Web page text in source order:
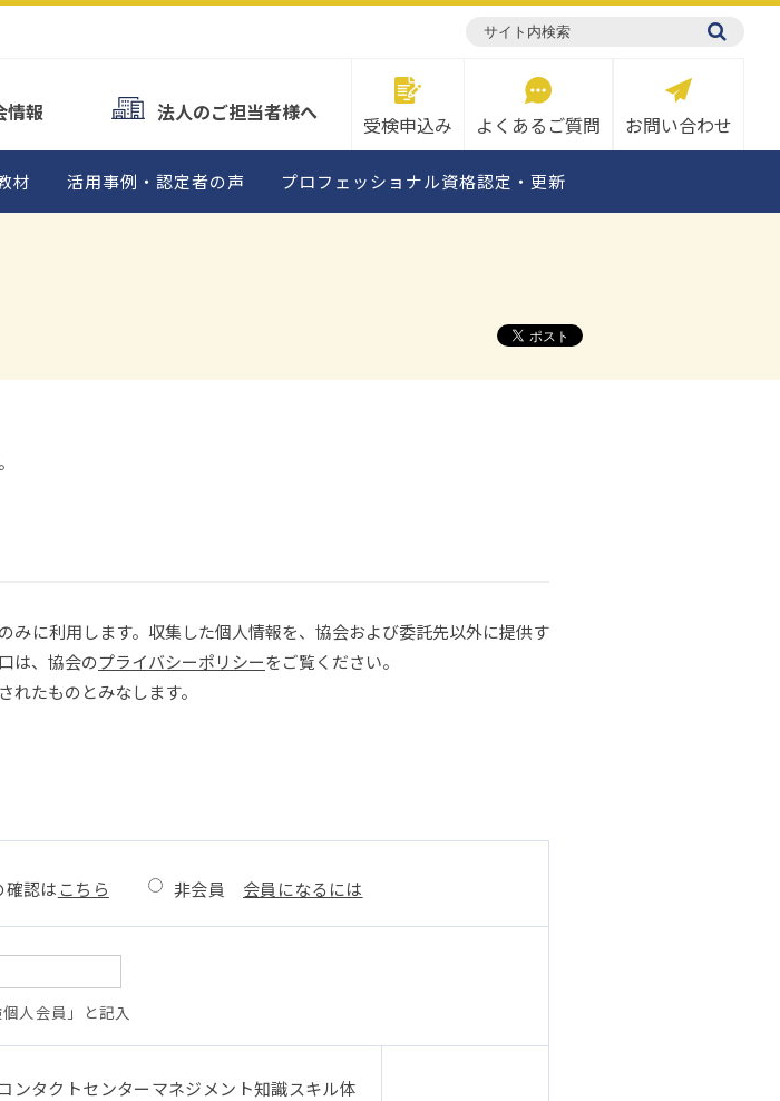
情報 法人のご担当者様へ
受検申込み よくある ご質問 お問い合わせ
材 活用事例・認定者の声 プロフェッショナル資格認定・更新
よくあるご質問
資格認定者の声
資格認定者一覧
に利用します。収集した個人情報を、協会および委託先以外に提供す
は、協会のプライバシーポリシーをご覧ください。
たものとみなします。
確認は こちら 非会員 会員になるには
人会員」と記入
ンタクトセンターマネジメント知識スキル体